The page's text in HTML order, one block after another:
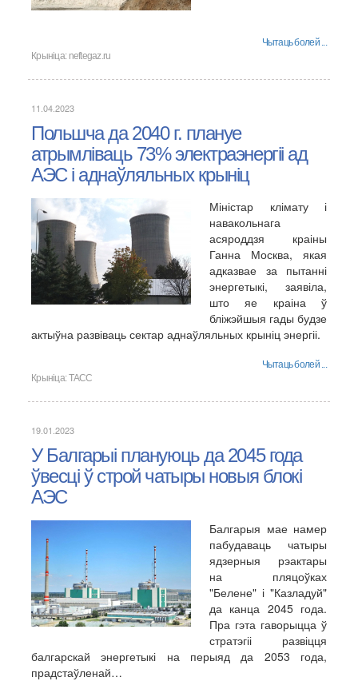
Чытаць болей ...
Крыніца: neftegaz.ru
11.04.2023
Польшча да 2040 г. плануе
атрымліваць 73% электраэнергіі ад
АЭС і аднаўляльных крыніц
Міністар клімату і
навакольнага
асяроддзя краіны
Ганна Москва, якая
адказвае за пытанні
энергетыкі, заявіла,
што яе краіна ў
бліжэйшыя гады будзе
актыўна развіваць сектар аднаўляльных крыніц энергіі.
Чытаць болей ...
Крыніца:ТАСС
19.01.2023
У Балгарыі плануюць да 2045 года
ўвесці ў строй чатыры новыя блокі
АЭС
Балгарыя мае намер
пабудаваць чатыры
ядзерныя рэактары
на пляцоўках
"Белене" і "Казладуй"
да канца 2045 года.
Пра гэта гаворыцца ў
стратэгіі развіцця
балгарскай энергетыкі на перыяд да 2053 года,
прадстаўленай…